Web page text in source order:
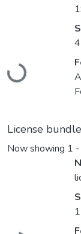
Loading...
License bundle
Now showing 1